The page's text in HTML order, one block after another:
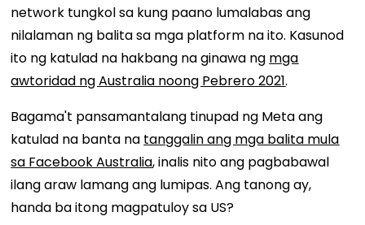
network tungkol sa kung paano lumalabas ang
nilalaman ng balita sa mga platform na ito. Kasunod
ito ng katulad na hakbang na ginawa ng mga
awtoridad ng Australia noong Pebrero 2021.
Bagama't pansamantalang tinupad ng Meta ang
katulad na banta na tanggalin ang mga balita mula
sa Facebook Australia, inalis nito ang pagbabawal
ilang araw lamang ang lumipas. Ang tanong ay,
handa ba itong magpatuloy sa US?